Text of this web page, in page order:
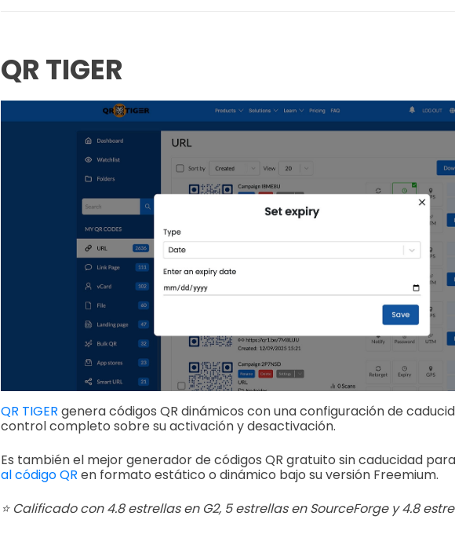
QR TIGER
QR TIGER genera códigos QR dinámicos con una configuración de
control completo sobre su activación y desactivación.
Es también el mejor generador de códigos QR gratuito sin caducidad
al código QR en formato estático o dinámico bajo su versión Freemium.
⭐ Calificado con 4.8 estrellas en G2, 5 estrellas en SourceForge y 4.8